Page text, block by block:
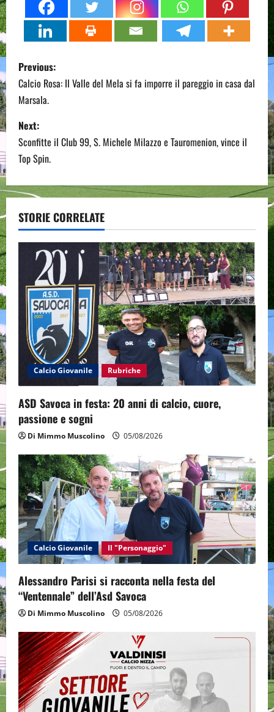
P
o
s
t
n
a
v
i
a
n
Previous:
Calcio Rosa: Il Valle del Mela si fa imporre il pareggio in casa dal
Marsala.
Next:
Sconfitte il Club 99, S. Michele Milazzo e Tauromenion, vince il
Top Spin.
STORIE CORRELATE
Calcio Giovanile Rubriche
ASD Savoca in festa: 20 anni di calcio, cuore,
passione e sogni
Di Mimmo Muscolino 05/08/2026
Calcio Giovanile Il "Personaggio"
Alessandro Parisi si racconta nella festa del
“Ventennale” dell’Asd Savoca
Di Mimmo Muscolino 05/08/2026